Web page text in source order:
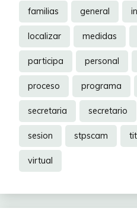
familias general
localizar medidas
participa personal
proceso programa
secretaria secretario
sesion stpscam
virtual